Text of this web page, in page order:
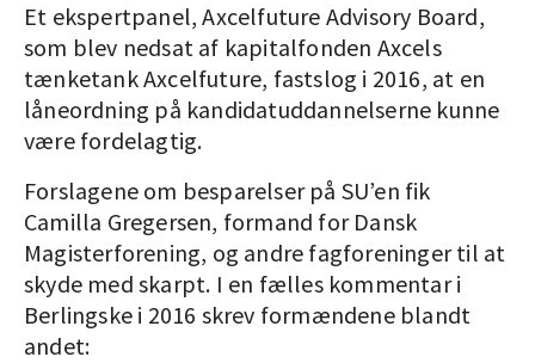
Et ekspertpanel, Axcelfuture Advisory Board,
som blev nedsat af kapitalfonden Axcels
tænketank Axcelfuture, fastslog i 2016, at en
låneordning på kandidatuddannelserne kunne
være fordelagtig.
Forslagene om besparelser på SU’en fik
Camilla Gregersen, formand for Dansk
Magisterforening, og andre fagforeninger til at
skyde med skarpt. I en fælles kommentar i
Berlingske i 2016 skrev formændene blandt
andet: